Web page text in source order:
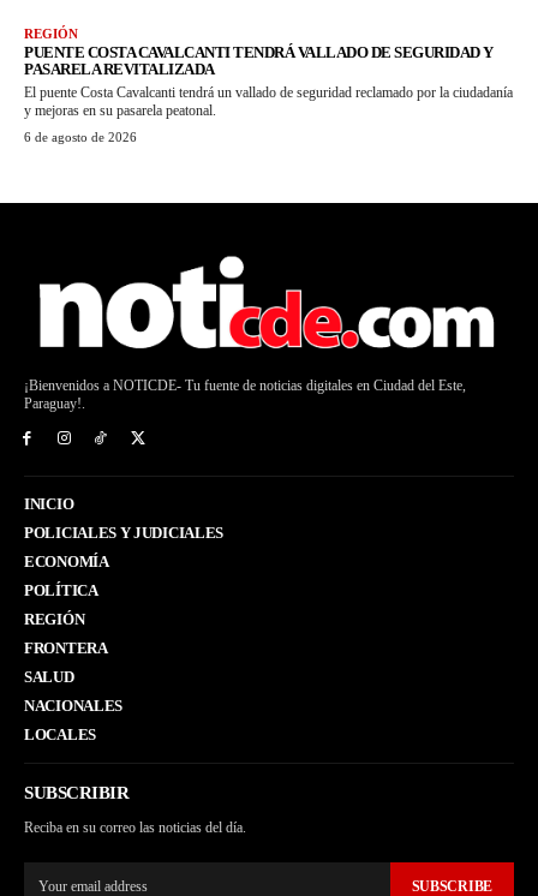
REGIÓN
PUENTE COSTA CAVALCANTI TENDRÁ VALLADO DE SEGURIDAD Y
PASARELA REVITALIZADA
El puente Costa Cavalcanti tendrá un vallado de seguridad reclamado por la ciudadanía
y mejoras en su pasarela peatonal.
6 de agosto de 2026
¡Bienvenidos a NOTICDE- Tu fuente de noticias digitales en Ciudad del Este,
Paraguay!.
INICIO
POLICIALES Y JUDICIALES
ECONOMÍA
POLÍTICA
REGIÓN
FRONTERA
SALUD
NACIONALES
LOCALES
SUBSCRIBIR
Reciba en su correo las noticias del día.
SUBSCRIBE